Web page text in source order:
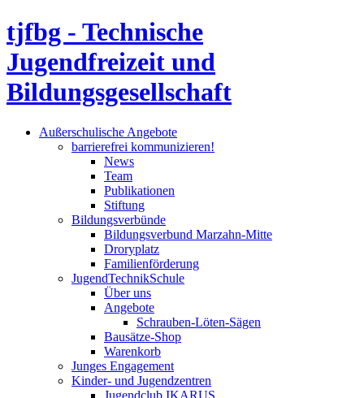
tjfbg - Technische
Jugendfreizeit und
Bildungsgesellschaft
Außerschulische Angebote
barrierefrei kommunizieren!
News
Team
Publikationen
Stiftung
Bildungsverbünde
Bildungsverbund Marzahn-Mitte
Droryplatz
Familienförderung
JugendTechnikSchule
Über uns
Angebote
Schrauben-Löten-Sägen
Bausätze-Shop
Warenkorb
Junges Engagement
Kinder- und Jugendzentren
Jugendclub IKARUS